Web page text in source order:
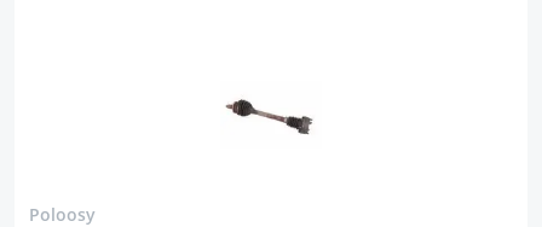
Poloosy